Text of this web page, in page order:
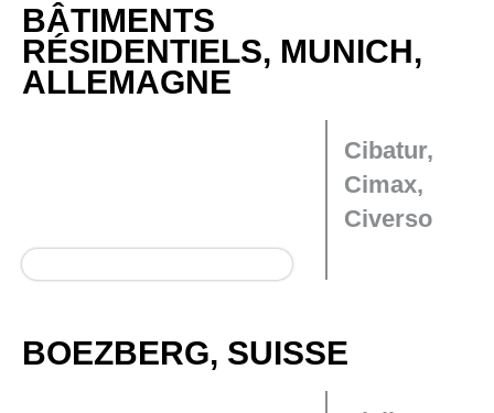
BÂTIMENTS
RÉSIDENTIELS, MUNICH,
ALLEMAGNE
Cibatur,
Cimax,
Civerso
BOEZBERG, SUISSE